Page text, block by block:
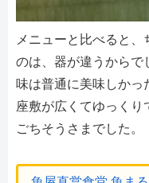
メニューと比べると
のは、器が違うからで
味は普通に美味しかっ
座敷が広くてゆっくり
ごちそうさまでした。